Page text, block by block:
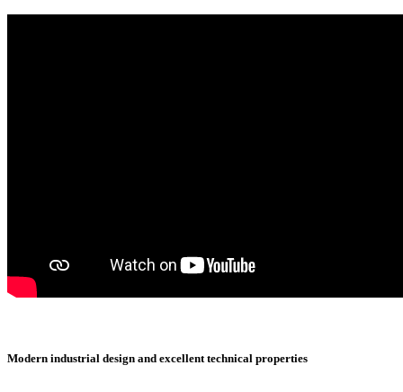
Modern industrial design and excellent technical properties